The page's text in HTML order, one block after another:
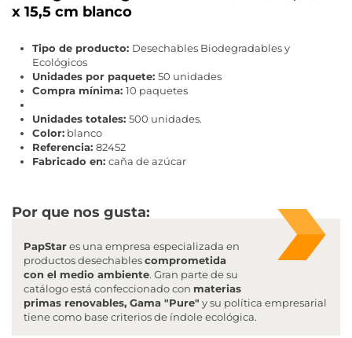
x 15,5 cm blanco
Tipo de producto: Desechables Biodegradables y
Ecológicos
Unidades por paquete: 50 unidades
Compra mínima: 10 paquetes
Unidades totales: 500 unidades.
Color: blanco
Referencia: 82452
Fabricado en: caña de azúcar
Por que nos gusta:
PapStares una empresa especializada en
productos desechablescomprometida
con el medio ambiente. Gran parte de su
catálogo está confeccionado con materias
primas renovables, Gama "Pure" y su política empresarial
tiene como base criterios de índole ecológica.